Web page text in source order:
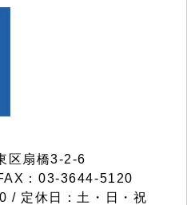
区扇橋3-2-6
：03-3644-5120
/ 定休日：土・日・祝